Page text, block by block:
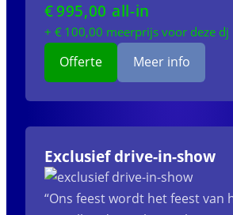
€995,00 all-in
+ € 100,00 meerprijs voor deze dj
Offerte Meer info
Exclusief drive-in-show
“Ons feest wordt het feest van